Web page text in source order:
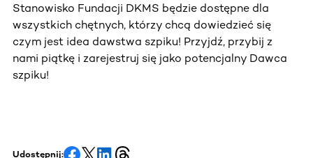
Stanowisko Fundacji DKMS będzie dostępne dla
wszystkich chętnych, którzy chcą dowiedzieć się
czym jest idea dawstwa szpiku! Przyjdź, przybij z
nami piątkę i zarejestruj się jako potencjalny Dawca
szpiku!
Udostępnij: